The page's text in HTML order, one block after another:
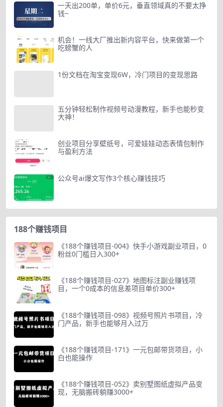
一天出200单，单价6元，垂直领域真的不要太挣
钱~
机会！一线大厂推出新内容平台，快来做第一个
吃螃蟹的人
1份文档在淘宝变现6W，冷门项目的变现思路
五分钟轻松制作视频号动漫教程，新手也能秒变
大神！
创业项目分享壁纸号，可爱娃娃动态表情包制作
与盈利方法
公众号ai爆文写作3个核心赚钱技巧
188个赚钱项目
《188个赚钱项目-004》快手小游戏副业项目，0
粉丝0门槛日入300+
《188个赚钱项目-027》地图标注副业赚钱项
目，一个0成本的信息差项目单价300+
《188个赚钱项目-098》视频号照片书项目，冷
门产品，新手也能够月入过万
《188个赚钱项目-171》一元包邮带货项目，小
白也能操作
《188个赚钱项目-052》卖别墅图纸虚拟产品变
现，无脑搬砖躺赚3000+